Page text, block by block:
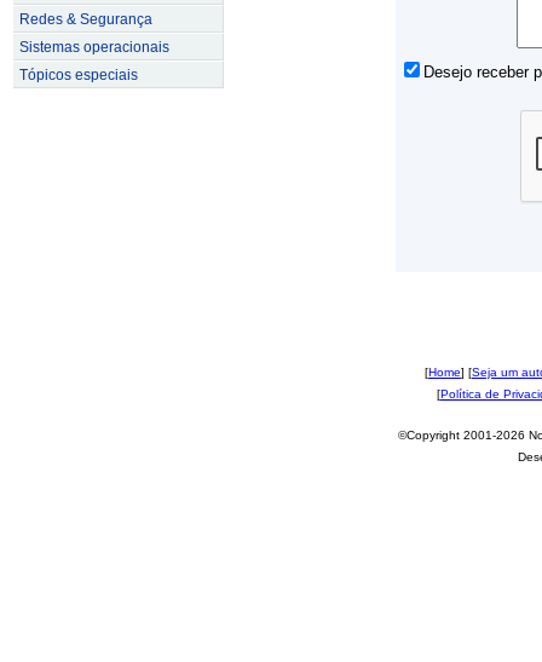
Redes & Segurança
Sistemas operacionais
Tópicos especiais
Desejo receber
[Home] [Seja um
[Política de
©Copyright 2001-2026